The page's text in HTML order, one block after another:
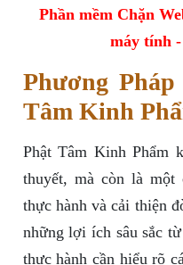
Phần mềm Chặn
máy tính -
Phương
Tâm Kinh
Phật Tâm Kinh Phẩm
thuyết, mà còn là
thực hành và cải thiện
những lợi ích sâu sắc
thực hành cần hiểu rõ